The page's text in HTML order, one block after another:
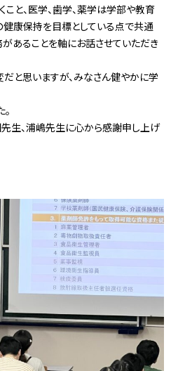
と、医学、歯学、薬学は学部や教育
健康保持を目標としている点で共通
があることを軸にお話させていただき
と思いますが、みなさん健やかに学
生、浦嶋先生に心から感謝申し上げ